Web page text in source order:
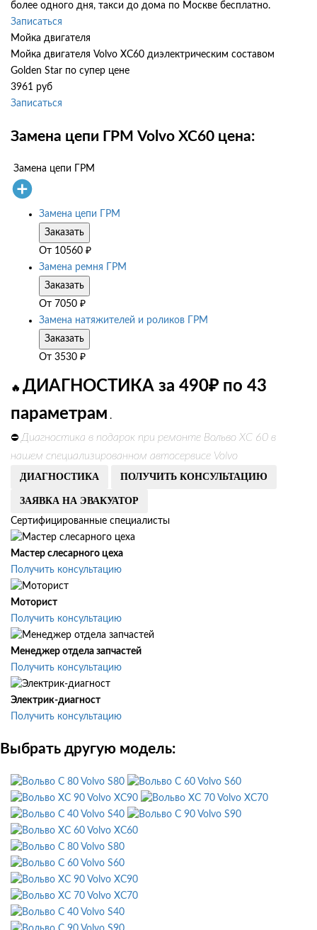
более одного дня, такси до дома по Москве бесплатно.
Записаться
Мойка двигателя
Мойка двигателя Volvo XC60 диэлектрическим составом
Golden Star по супер цене
3961 руб
Записаться
Замена цепи ГРМ Volvo XC60 цена:
Замена цепи ГРМ
Замена цепи ГРМ
Заказать
От 10560 ₽
Замена ремня ГРМ
Заказать
От 7050 ₽
Замена натяжителей и роликов ГРМ
Заказать
От 3530 ₽
🔥 ДИАГНОСТИКА за 490₽ по 43
параметрам .
⛔ Диагностика в подарок при ремонте Вольво ХС 60 в
нашем специализированном автосервисе Volvo
ДИАГНОСТИКА ПОЛУЧИТЬ КОНСУЛЬТАЦИЮ
ЗАЯВКА НА ЭВАКУАТОР
Сертифицированные специалисты
Мастер слесарного цеха
Получить консультацию
Моторист
Получить консультацию
Менеджер отдела запчастей
Получить консультацию
Электрик-диагност
Получить консультацию
Выбрать другую модель:
Volvo S80
Volvo S60
Volvo XC90
Volvo XC70
Volvo S40
Volvo S90
Volvo XC60
Volvo S80
Volvo S60
Volvo XC90
Volvo XC70
Volvo S40